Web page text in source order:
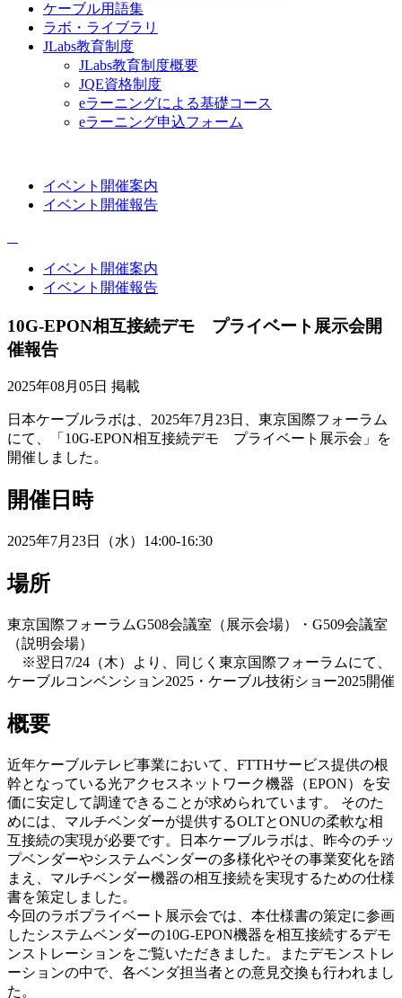
ケーブル用語集
ラボ・ライブラリ
JLabs教育制度
JLabs教育制度概要
JQE資格制度
eラーニングによる基礎コース
eラーニング申込フォーム
イベント開催案内
イベント開催報告
イベント開催案内
イベント開催報告
10G-EPON相互接続デモ プライベート展示会開
催報告
2025年08月05日 掲載
日本ケーブルラボは、2025年7月23日、東京国際フォーラム
にて、「10G-EPON相互接続デモ プライベート展示会」を
開催しました。
開催日時
2025年7月23日（水）14:00-16:30
場所
東京国際フォーラムG508会議室（展示会場）・G509会議室
（説明会場）
※翌日7/24（木）より、同じく東京国際フォーラムにて、
ケーブルコンベンション2025・ケーブル技術ショー2025開催
概要
近年ケーブルテレビ事業において、FTTHサービス提供の根
幹となっている光アクセスネットワーク機器（EPON）を安
価に安定して調達できることが求められています。 そのた
めには、マルチベンダーが提供するOLTとONUの柔軟な相
互接続の実現が必要です。日本ケーブルラボは、昨今のチッ
プベンダーやシステムベンダーの多様化やその事業変化を踏
まえ、マルチベンダー機器の相互接続を実現するための仕様
書を策定しました。
今回のラボプライベート展示会では、本仕様書の策定に参画
したシステムベンダーの10G-EPON機器を相互接続するデモ
ンストレーションをご覧いただきました。またデモンストレ
ーションの中で、各ベンダ担当者との意見交換も行われまし
た。